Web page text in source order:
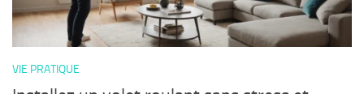
VIE PRATIQUE